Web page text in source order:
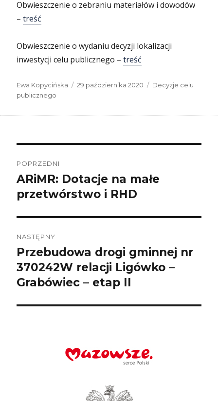
Obwieszczenie o zebraniu materiałów i dowodów
–treść
Obwieszczenie o wydaniu decyzji lokalizacji
inwestycji celu publicznego –treść
Autor
Ewa Kopycińska
Data
29 października 2020 Kategorie
Decyzje celu
publicznego
wpisu
POPRZEDNI
Poprzedni
wpis:
ARiMR: Dotacje na małe
przetwórstwo i RHD
NASTĘPNY
Następny
wpis:
Przebudowa drogi gminnej nr
370242W relacji Ligówko –
Grabówiec – etap II